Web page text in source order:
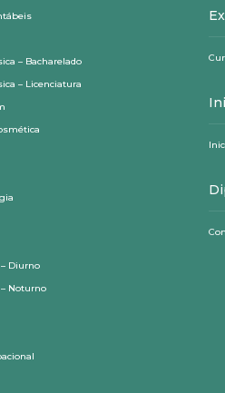
– Bacharelado
– Licenciatura
Diurno
Noturno